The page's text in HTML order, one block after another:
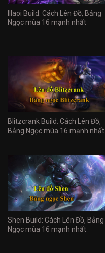
Illaoi Build: Cách Lên Đồ, Bảng
Ngọc mùa 16 mạnh nhất
Blitzcrank Build: Cách Lên Đồ,
Bảng Ngọc mùa 16 mạnh nhất
Shen Build: Cách Lên Đồ, Bảng
Ngọc mùa 16 mạnh nhất